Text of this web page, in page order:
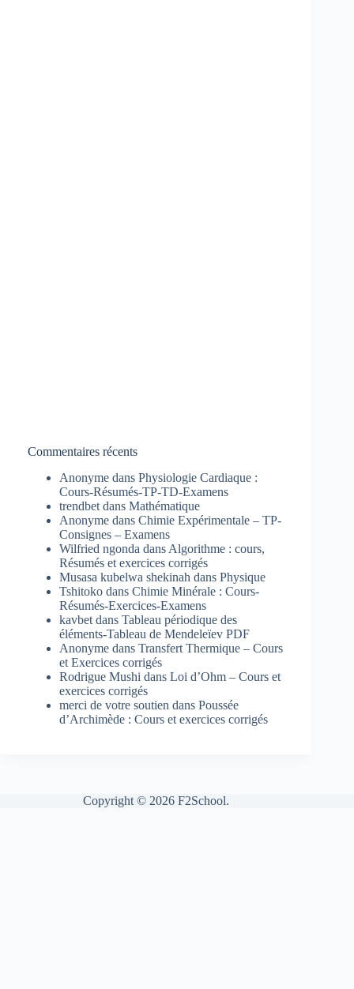
Commentaires récents
Anonyme dans Physiologie Cardiaque :
Cours-Résumés-TP-TD-Examens
trendbet dans Mathématique
Anonyme dans Chimie Expérimentale – TP-
Consignes – Examens
Wilfried ngonda dans Algorithme : cours,
Résumés et exercices corrigés
Musasa kubelwa shekinah dans Physique
Tshitoko dans Chimie Minérale : Cours-
Résumés-Exercices-Examens
kavbet dans Tableau périodique des
éléments-Tableau de Mendeleïev PDF
Anonyme dans Transfert Thermique – Cours
et Exercices corrigés
Rodrigue Mushi dans Loi d’Ohm – Cours et
exercices corrigés
merci de votre soutien dans Poussée
d’Archimède : Cours et exercices corrigés
Copyright © 2026 F2School.